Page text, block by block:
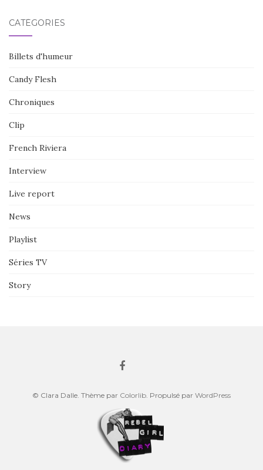
CATÉGORIES
Billets d'humeur
Candy Flesh
Chroniques
Clip
French Riviera
Interview
Live report
News
Playlist
Séries TV
Story
© Clara Dalle. Thème par Colorlib . Propulsé par WordPress